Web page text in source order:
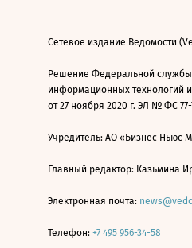
Сетевое издание Ведомости
Решение Федеральной
информационных технологий
от 27 ноября 2020 г. ЭЛ № ФС 77-
Учредитель: АО «Бизнес Ньюс
Главный редактор: Казьмина
Электронная почта:
Телефон: +7 495 956-34-58